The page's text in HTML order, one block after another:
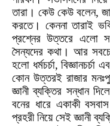
তারা। কেউ কেউ বলেন,
করতে। কেননা তারাই
প্রশ্নের উত্তরে এলো
সৈন্যদের কথা। আর
হলো ধর্মচর্চা,বিজ্ঞানচর্চা
কোন উত্তরই রাজার
জ্ঞানী ব্যক্তির সন্ধান
বনের ধারে একাকী
প্রহরী নিয়ে সেই জ্ঞানী